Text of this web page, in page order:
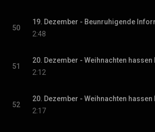
50
2:48
51
20. Dezember - Weihnachten hassen
2:12
52
20. Dezember - Weihnachten hassen
2:17